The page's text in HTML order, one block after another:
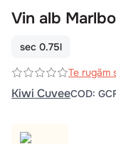
1. cartofi
piept pui
4.
chifle
. coaste
Vin alb
sec 0.75l
Te rugăm
Kiwi CuveeCOD: